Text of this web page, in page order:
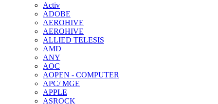
Activ
ADOBE
AEROHIVE
AEROHIVE
ALLIED TELESIS
AMD
ANY
AOC
AOPEN - COMPUTER
APC/ MGE
APPLE
ASROCK